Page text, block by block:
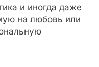
и иногда даже
на любовь или